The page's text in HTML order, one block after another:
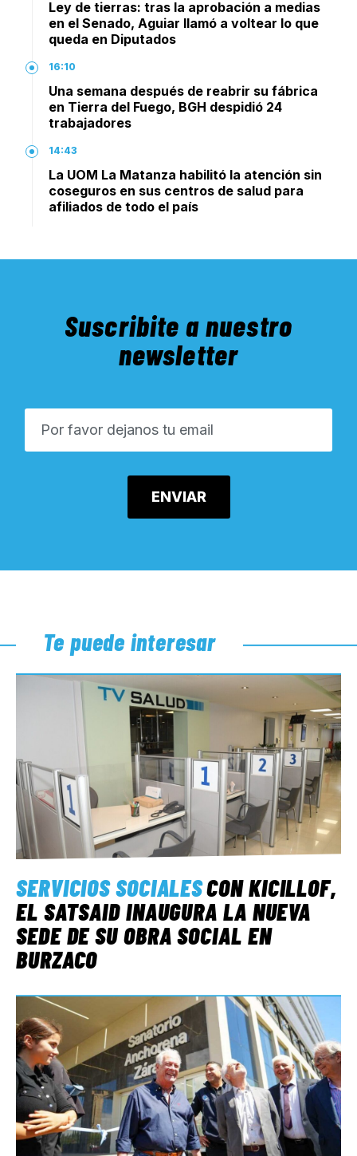
Ley de tierras: tras la aprobación a medias
en el Senado, Aguiar llamó a voltear lo que
queda en Diputados
16:10
Una semana después de reabrir su fábrica
en Tierra del Fuego, BGH despidió 24
trabajadores
14:43
La UOM La Matanza habilitó la atención sin
coseguros en sus centros de salud para
afiliados de todo el país
Suscribite a nuestro
newsletter
Te puede interesar
SERVICIOS SOCIALESCON KICILLOF,
EL SATSAID INAUGURA LA NUEVA
SEDE DE SU OBRA SOCIAL EN
BURZACO